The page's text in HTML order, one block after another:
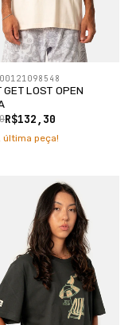
LOST OPEN
R$132,30
última peça!